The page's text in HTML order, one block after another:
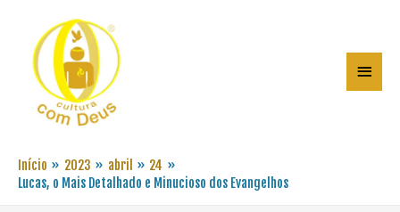
Início 2023 abril
24
Lucas, o Mais Detalhado e Minucioso dos Evangelhos